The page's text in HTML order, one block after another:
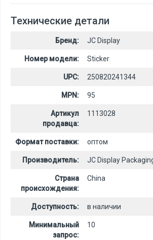
Технические детали
Бренд: JC Display
Номер модели: Sticker
UPC: 250820241344
MPN: 95
Артикул
продавца:
1113028
Формат поставки: оптом
Производитель: JC Display
Страна
происхождения:
China
Доступность: в наличии
Минимальный
запрос:
10